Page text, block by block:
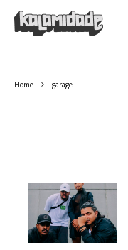
Home garage